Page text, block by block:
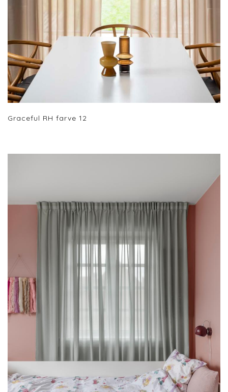
Graceful RH farve 12